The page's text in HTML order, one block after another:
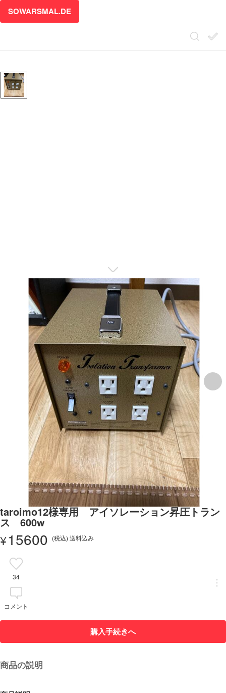
SOWARSMAL.DE
taroimo12様専用 アイソレーション昇圧トラン
ス 600w
¥15600 (税込) 送料込み
34
コメント
購入手続きへ
商品の説明